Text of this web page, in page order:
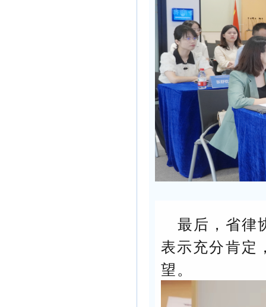
最后，省律
表示充分肯定
望。